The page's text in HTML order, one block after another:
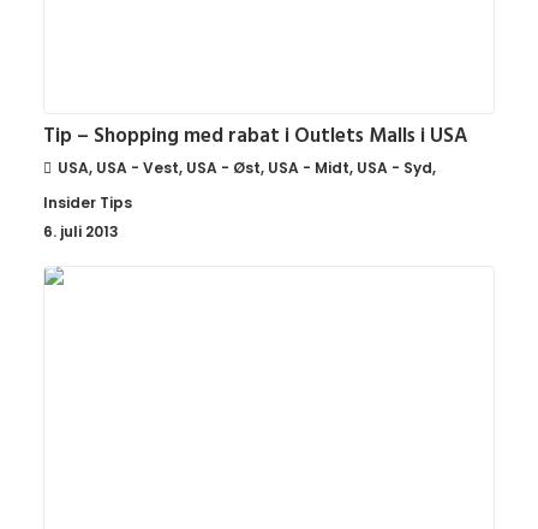
Tip – Shopping med rabat i Outlets Malls i USA
USA, USA - Vest, USA - Øst, USA - Midt, USA - Syd,
Insider Tips
6. juli 2013